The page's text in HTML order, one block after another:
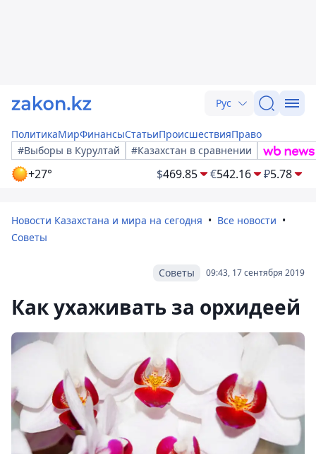
Рус
ПолитикаМирФинансыСтатьиПроисшествияПраво
#Выборы в Курултай
#Казахстан в сравнении
+27° $469.85 €542.16 ₽5.78
Новости Казахстана и мира на сегодня
Все новости
Советы
09:43, 17 сентября 2019
Советы
Как ухаживать за орхидеей